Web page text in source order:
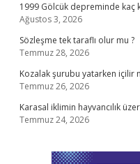
1999 Gölcük depreminde kaç
Ağustos 3, 2026
Sözleşme tek taraflı olur mu ?
Temmuz 28, 2026
Kozalak şurubu yatarken içilir
Temmuz 26, 2026
Karasal iklimin hayvancılık
Temmuz 24, 2026